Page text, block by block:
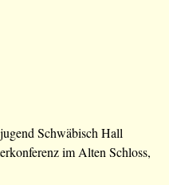
Schwäbisch Hall
im Alten Schloss,